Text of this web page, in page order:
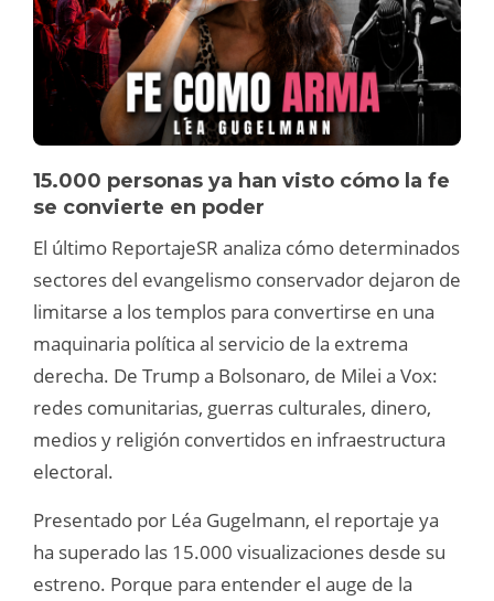
15.000 personas ya han visto cómo la fe
se convierte en poder
El último ReportajeSR analiza cómo determinados
sectores del evangelismo conservador dejaron de
limitarse a los templos para convertirse en una
maquinaria política al servicio de la extrema
derecha. De Trump a Bolsonaro, de Milei a Vox:
redes comunitarias, guerras culturales, dinero,
medios y religión convertidos en infraestructura
electoral.
Presentado por Léa Gugelmann, el reportaje ya
ha superado las 15.000 visualizaciones desde su
estreno. Porque para entender el auge de la